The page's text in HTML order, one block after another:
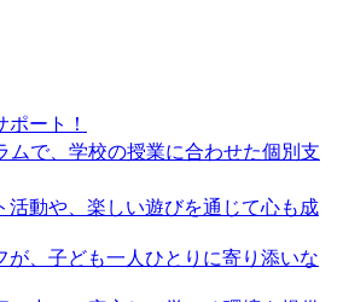
ート！
ムで、学校の授業に合わせた個別支
活動や、楽しい遊びを通じて心も成
が、子ども一人ひとりに寄り添いな